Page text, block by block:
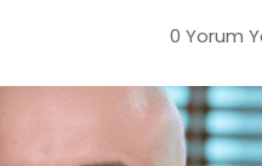
0 Yorum